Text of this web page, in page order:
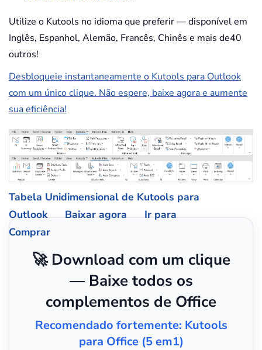
Utilize o Kutools no idioma que preferir — disponível em
Inglês, Espanhol, Alemão, Francês, Chinês e mais de40
outros!
Desbloqueie instantaneamente o Kutools para Outlook
com um único clique. Não espere, baixe agora e aumente
sua eficiência!
Tabela Unidimensional de Kutools para
Outlook
Baixar agora
Ir para
Comprar
🚀 Download com um clique
— Baixe todos os
complementos de Office
Recomendado fortemente: Kutools
para Office (5 em1)